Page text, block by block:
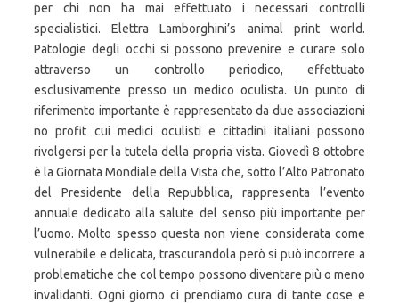
per chi non ha mai effettuato i necessari controlli
specialistici. Elettra Lamborghini’s animal print world.
Patologie degli occhi si possono prevenire e curare solo
attraverso un controllo periodico, effettuato
esclusivamente presso un medico oculista. Un punto di
riferimento importante è rappresentato da due associazioni
no profit cui medici oculisti e cittadini italiani possono
rivolgersi per la tutela della propria vista. Giovedì 8 ottobre
è la Giornata Mondiale della Vista che, sotto l’Alto Patronato
del Presidente della Repubblica, rappresenta l’evento
annuale dedicato alla salute del senso più importante per
l’uomo. Molto spesso questa non viene considerata come
vulnerabile e delicata, trascurandola però si può incorrere a
problematiche che col tempo possono diventare più o meno
invalidanti. Ogni giorno ci prendiamo cura di tante cose e